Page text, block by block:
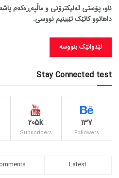
ناو، پۆستی ئەلیکترۆنی و ماڵپەڕەکەم
داهاتوو کاتێک تێبینیم نووسی.
Stay Connected test
137
Followers
205k
Subscribers
Latest